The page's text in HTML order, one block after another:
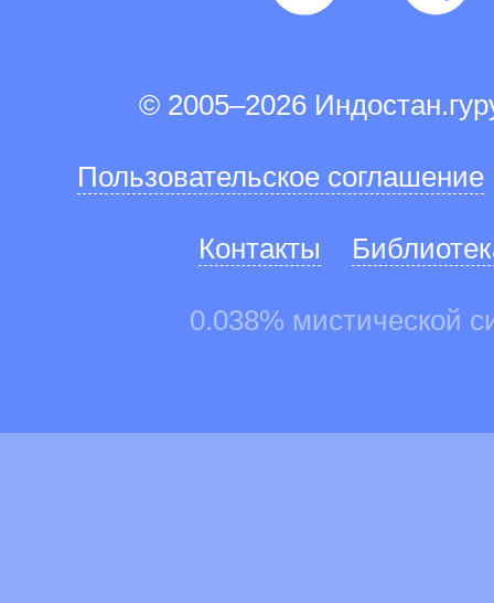
© 2005–2026
Пользовательское соглашение
Контакты
0.038% мистической